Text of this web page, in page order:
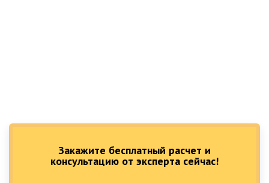
Закажите бесплатный расчет и
консультацию от эксперта сейчас!